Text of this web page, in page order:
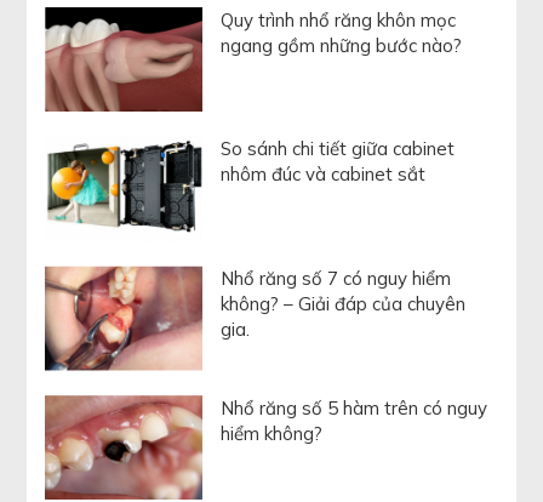
Quy trình nhổ răng khôn mọc
ngang gồm những bước nào?
So sánh chi tiết giữa cabinet
nhôm đúc và cabinet sắt
Nhổ răng số 7 có nguy hiểm
không? – Giải đáp của chuyên
gia.
Nhổ răng số 5 hàm trên có nguy
hiểm không?